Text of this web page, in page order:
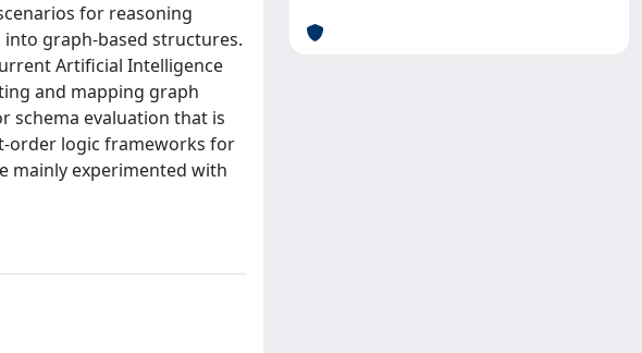
for reasoning
graph-based structures.
Artificial Intelligence
and mapping graph
schema evaluation that is
order logic frameworks for
mainly experimented with